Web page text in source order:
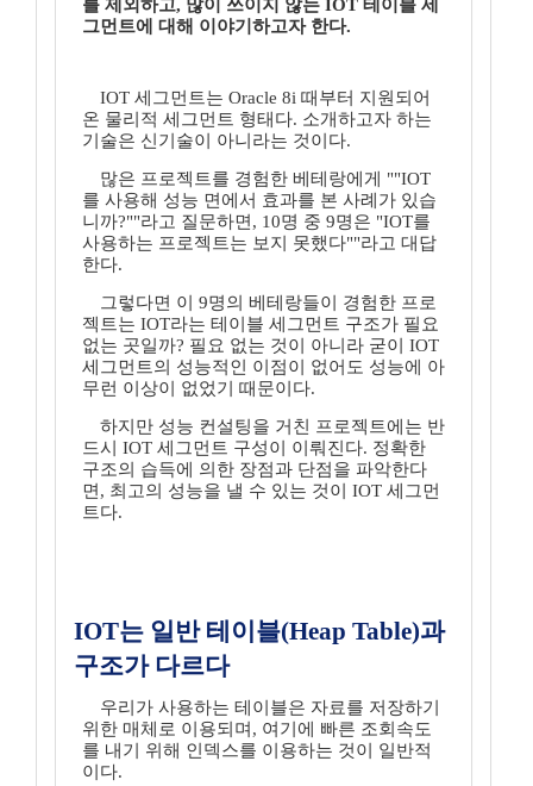
를 제외하고, 많이 쓰이지 않는 IOT 테이블 세
그먼트에 대해 이야기하고자 한다.
IOT 세그먼트는 Oracle 8i 때부터 지원되어
온 물리적 세그먼트 형태다. 소개하고자 하는
기술은 신기술이 아니라는 것이다.
많은 프로젝트를 경험한 베테랑에게 ""IOT
를 사용해 성능 면에서 효과를 본 사례가 있습
니까?""라고 질문하면, 10명 중 9명은 "IOT를
사용하는 프로젝트는 보지 못했다""라고 대답
한다.
그렇다면 이 9명의 베테랑들이 경험한 프로
젝트는 IOT라는 테이블 세그먼트 구조가 필요
없는 곳일까? 필요 없는 것이 아니라 굳이 IOT
세그먼트의 성능적인 이점이 없어도 성능에 아
무런 이상이 없었기 때문이다.
하지만 성능 컨설팅을 거친 프로젝트에는 반
드시 IOT 세그먼트 구성이 이뤄진다. 정확한
구조의 습득에 의한 장점과 단점을 파악한다
면, 최고의 성능을 낼 수 있는 것이 IOT 세그먼
트다.
IOT는 일반 테이블(Heap Table)과
구조가 다르다
우리가 사용하는 테이블은 자료를 저장하기
위한 매체로 이용되며, 여기에 빠른 조회속도
를 내기 위해 인덱스를 이용하는 것이 일반적
이다.